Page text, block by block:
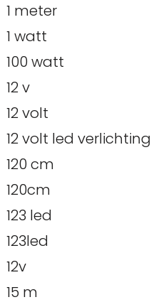
1 meter
1 watt
100 watt
12 v
12 volt
12 volt led verlichting
120 cm
120cm
123 led
123led
12v
15 m